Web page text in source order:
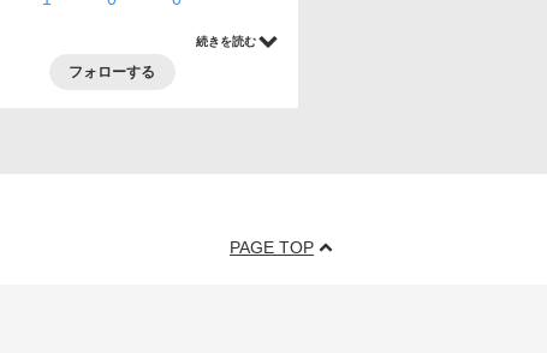
続きを読む
フォローする
PAGE TOP